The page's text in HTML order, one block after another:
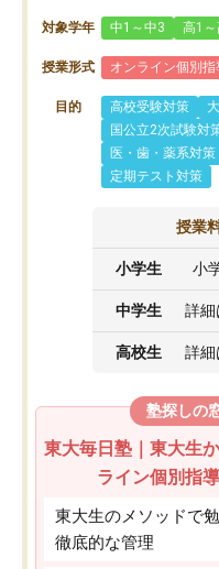
対象学年 中1～中3 高1～
授業形式 オンライン個別指
目的 高校受験対策
国公立2次試験対
医・歯・薬系対策
定期テスト対策
授業
小学生 小
中学生 詳細
高校生 詳細
塾探しの
東大毎日塾｜東大生
ライン個別指
東大生のメソッドで
徹底的な管理